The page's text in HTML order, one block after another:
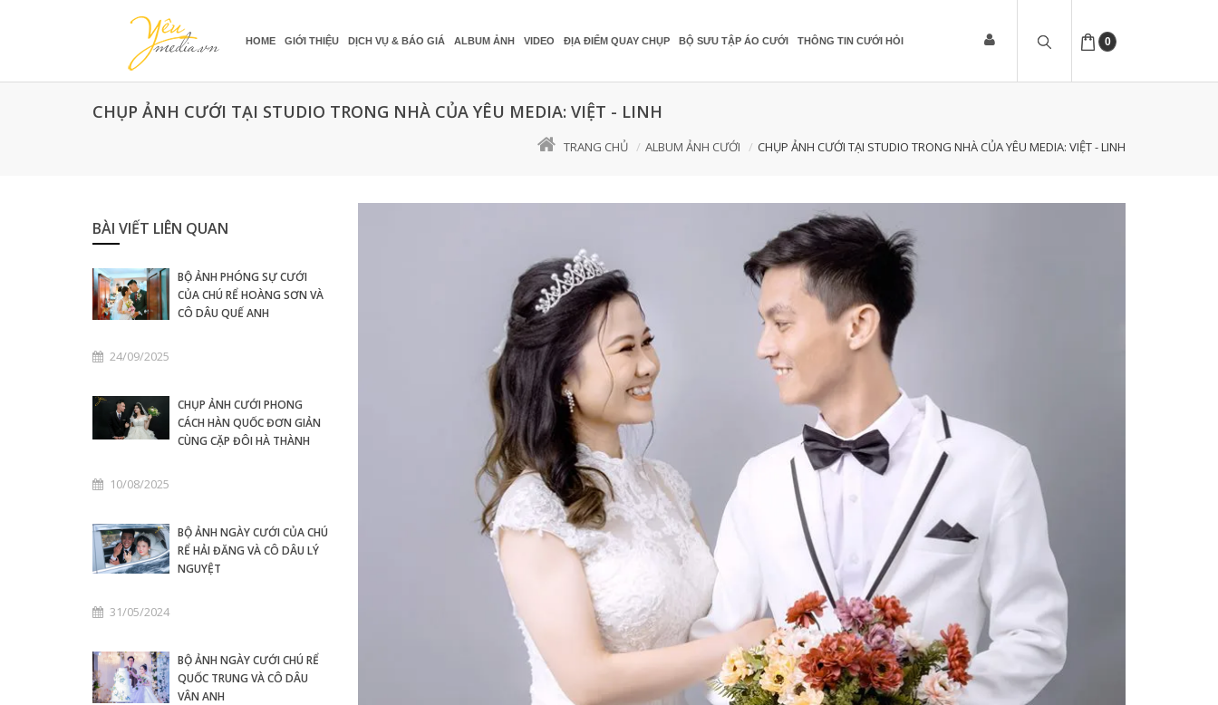
0
HOME GIỚI THIỆU DỊCH VỤ & BÁO GIÁ ALBUM ẢNH VIDEO ĐỊA ĐIỂM QUAY CHỤP BỘ SƯU TẬP ÁO CƯỚI THÔNG TIN CƯỚI HỎI
CHỤP ẢNH CƯỚI TẠI STUDIO TRONG NHÀ CỦA YÊU MEDIA: VIỆT - LINH
TRANG CHỦ ALBUM ẢNH CƯỚI CHỤP ẢNH CƯỚI TẠI STUDIO TRONG NHÀ CỦA YÊU MEDIA: VIỆT - LINH
BÀI VIẾT LIÊN QUAN
BỘ ẢNH PHÓNG SỰ CƯỚI
CỦA CHÚ RỂ HOÀNG SƠN VÀ
CÔ DÂU QUẾ ANH
24/09/2025
CHỤP ẢNH CƯỚI PHONG
CÁCH HÀN QUỐC ĐƠN GIẢN
CÙNG CẶP ĐÔI HÀ THÀNH
10/08/2025
BỘ ẢNH NGÀY CƯỚI CỦA CHÚ
RỂ HẢI ĐĂNG VÀ CÔ DÂU LÝ
NGUYỆT
31/05/2024
BỘ ẢNH NGÀY CƯỚI CHÚ RỂ
QUỐC TRUNG VÀ CÔ DÂU
VÂN ANH